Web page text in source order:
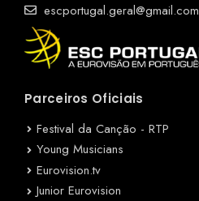
escportugal.geral@gmail.com
Parceiros Oficiais
Festival da Canção - RTP
Young Musicians
Eurovision.tv
Junior Eurovision